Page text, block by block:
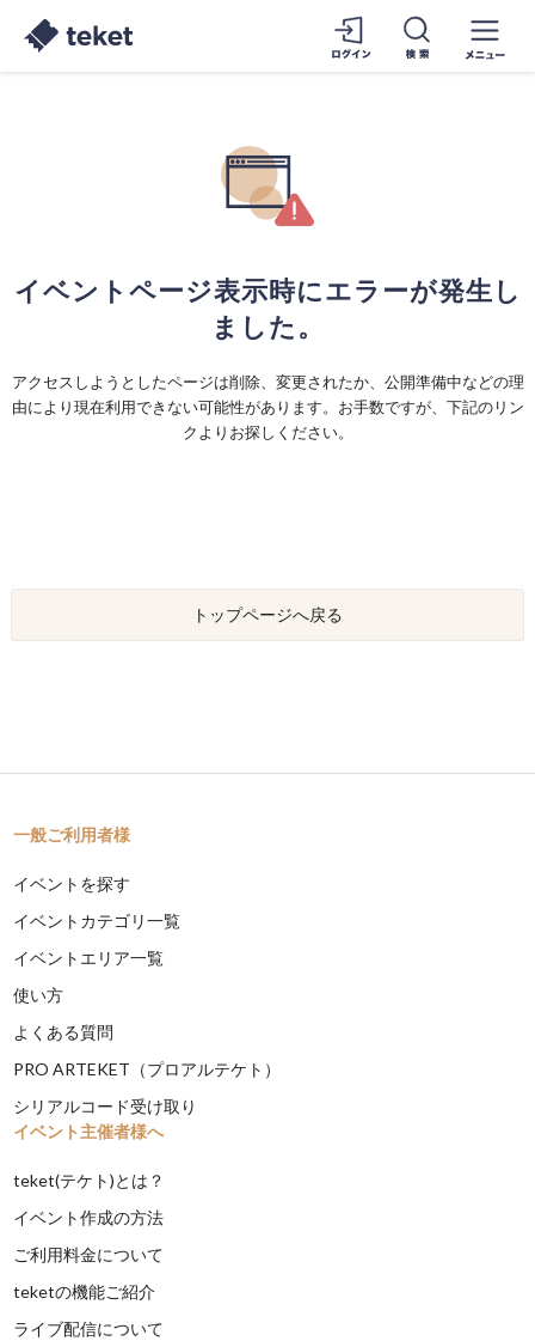
イベントページ表示時にエラーが発生し
ました。
アクセスしようとしたページは削除、変更されたか、公開準備中などの理
由により現在利用できない可能性があります。お手数ですが、下記のリン
クよりお探しください。
トップページへ戻る
一般ご利用者様
イベントを探す
イベントカテゴリ一覧
イベントエリア一覧
使い方
よくある質問
PRO ARTEKET（プロアルテケト）
シリアルコード受け取り
イベント主催者様へ
teket(テケト)とは？
イベント作成の方法
ご利用料金について
teketの機能ご紹介
ライブ配信について